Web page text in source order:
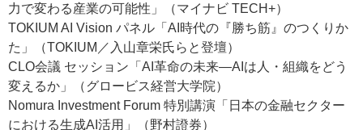
力で変わる産業の可能性」（マイナビ TECH+）
TOKIUM AI Vision パネル「AI時代の『勝ち筋』のつくりか
た」（TOKIUM／入山章栄氏らと登壇）
CLO会議 セッション「AI革命の未来―AIは人・組織をどう
変えるか」（グロービス経営大学院）
Nomura Investment Forum 特別講演「日本の金融セクター
における生成AI活用」（野村證券）